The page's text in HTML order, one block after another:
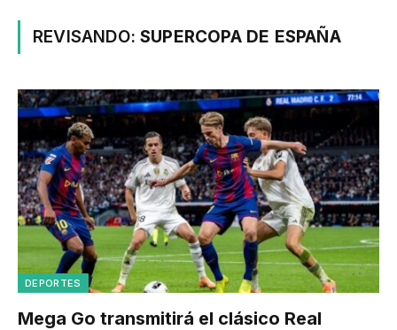
REVISANDO:SUPERCOPA DE ESPAÑA
DEPORTES
Mega Go transmitirá el clásico Real